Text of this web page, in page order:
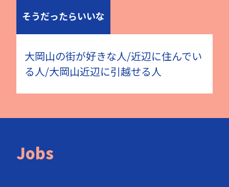
そうだったらいいな
大岡山の街が好きな人/近辺に住んでい
る人/大岡山近辺に引越せる人
Jobs